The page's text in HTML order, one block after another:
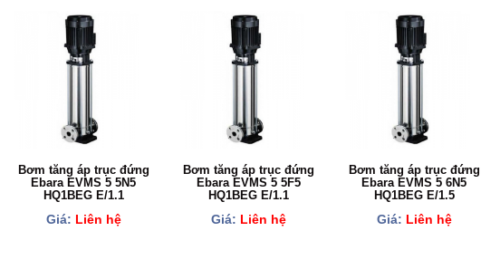
Bơm tăng áp trục đứng
Ebara EVMS 5 5N5
HQ1BEG E/1.1
Giá: Liên hệ
Bơm tăng áp trục đứng
Ebara EVMS 5 5F5
HQ1BEG E/1.1
Giá: Liên hệ
Bơm tăng áp trục đứng
Ebara EVMS 5 6N5
HQ1BEG E/1.5
Giá: Liên hệ